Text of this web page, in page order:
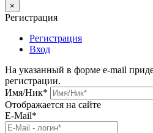
×
Регистрация
Регистрация
Вход
На указанный в форме e-mail
регистрации.
Имя/Ник*
Отображается на сайте
E-Mail*